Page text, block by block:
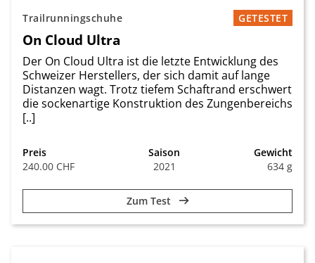
Trailrunningschuhe GETESTET
On Cloud Ultra
Der On Cloud Ultra ist die letzte Entwicklung des
Schweizer Herstellers, der sich damit auf lange
Distanzen wagt. Trotz tiefem Schaftrand erschwert
die sockenartige Konstruktion des Zungenbereichs
[..]
Preis
240.00 CHF
Saison
2021
Gewicht
634 g
Zum Test